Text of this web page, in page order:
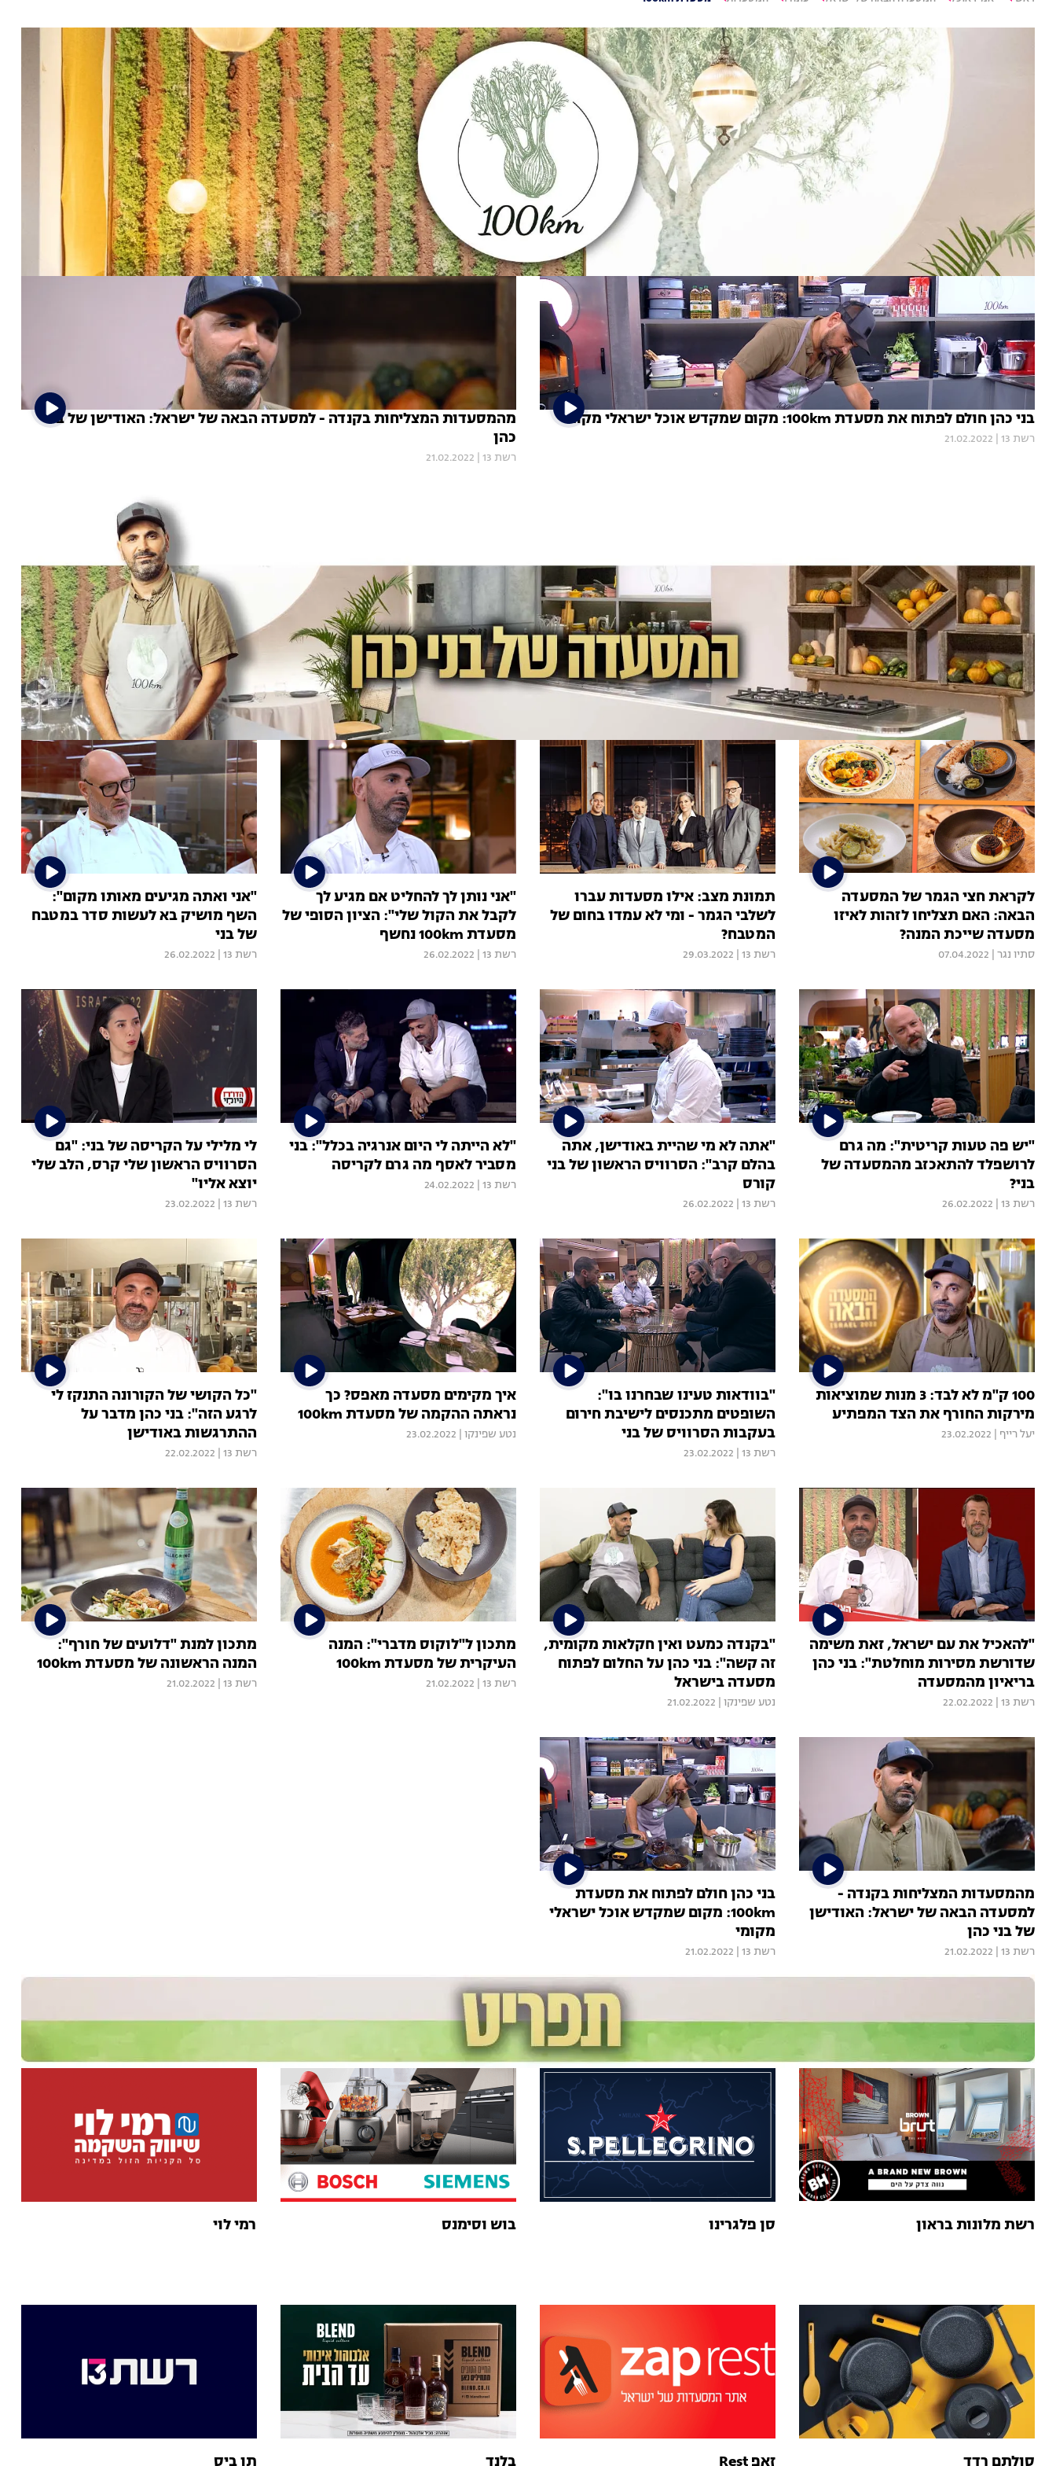
בני כהן חולם לפתוח את מסעדת 100km: מקום שמקדש אוכל ישראלי מקומי
רשת 13 21.02.2022
מהמסעדות המצליחות בקנדה - למסעדה הבאה של ישראל: האודישן של בני
כהן
רשת 13 21.02.2022
לקראת חצי הגמר של המסעדה
הבאה: האם תצליחו לזהות לאיזו
מסעדה שייכת המנה?
סתיו נגר 07.04.2022
תמונת מצב: אילו מסעדות עברו
לשלבי הגמר - ומי לא עמדו בחום של
המטבח?
רשת 13 29.03.2022
"אני נותן לך להחליט אם מגיע לך
לקבל את הקול שלי": הציון הסופי של
מסעדת 100km נחשף
רשת 13 26.02.2022
"אני ואתה מגיעים מאותו מקום":
השף מושיק בא לעשות סדר במטבח
של בני
רשת 13 26.02.2022
"יש פה טעות קריטית": מה גרם
לרושפלד להתאכזב מהמסעדה של
בני?
רשת 13 26.02.2022
"אתה לא מי שהיית באודישן, אתה
בהלם קרב": הסרוויס הראשון של בני
קורס
רשת 13 26.02.2022
"לא הייתה לי היום אנרגיה בכלל": בני
מסביר לאסף מה גרם לקריסה
רשת 13 24.02.2022
לי מלילי על הקריסה של בני: "גם
הסרוויס הראשון שלי קרס, הלב שלי
יוצא אליו"
רשת 13 23.02.2022
100 ק"מ לא לבד: 3 מנות שמוציאות
מירקות החורף את הצד המפתיע
יעל רייף 23.02.2022
"בוודאות טעינו שבחרנו בו":
השופטים מתכנסים לישיבת חירום
בעקבות הסרוויס של בני
רשת 13 23.02.2022
איך מקימים מסעדה מאפס? כך
נראתה ההקמה של מסעדת 100km
נטע שפינקו 23.02.2022
"כל הקושי של הקורונה התנקז לי
לרגע הזה": בני כהן מדבר על
ההתרגשות באודישן
רשת 13 22.02.2022
"להאכיל את עם ישראל, זאת משימה
שדורשת מסירות מוחלטת": בני כהן
בריאיון מהמסעדה
רשת 13 22.02.2022
"בקנדה כמעט ואין חקלאות מקומית,
זה קשה": בני כהן על החלום לפתוח
מסעדה בישראל
נטע שפינקו 21.02.2022
מתכון ל"לוקוס מדברי": המנה
העיקרית של מסעדת 100km
רשת 13 21.02.2022
מתכון למנת "דלועים של חורף":
המנה הראשונה של מסעדת 100km
רשת 13 21.02.2022
מהמסעדות המצליחות בקנדה -
למסעדה הבאה של ישראל: האודישן
של בני כהן
רשת 13 21.02.2022
בני כהן חולם לפתוח את מסעדת
100km: מקום שמקדש אוכל ישראלי
מקומי
רשת 13 21.02.2022
רשת מלונות בראון סן פלגרינו בוש וסימנס רמי לוי
סולתם רדד זאפ Rest בלנד תן ביס